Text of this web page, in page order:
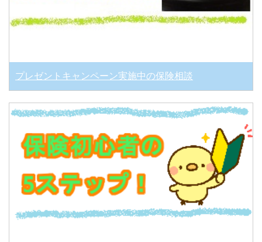
プレゼントキャンペーン実施中の保険相談